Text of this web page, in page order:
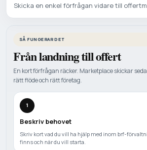
Skicka en enkel förfrågan vidare till
SÅ FUNGERAR DET
Från landning till offert
En kort förfrågan räcker. Marketplace skickar
rätt flöde och rätt företag.
1
Beskriv behovet
Skriv kort vad du vill ha hjälp med inom brf-
finns och när du vill starta.